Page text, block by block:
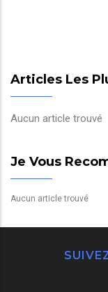
Articles Les
Aucun article trouvé
Je Vous
Aucun article trouvé